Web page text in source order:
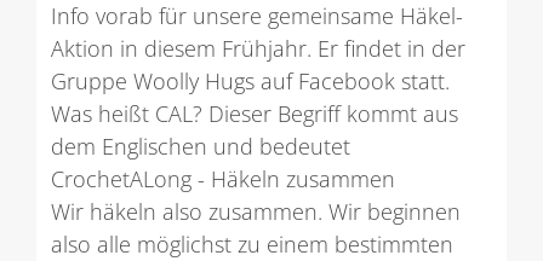
Info vorab für unsere gemeinsame Häkel-
Aktion in diesem Frühjahr. Er findet in der
Gruppe Woolly Hugs auf Facebook statt.
Was heißt CAL? Dieser Begriff kommt aus
dem Englischen und bedeutet
CrochetALong - Häkeln zusammen
Wir häkeln also zusammen. Wir beginnen
also alle möglichst zu einem bestimmten